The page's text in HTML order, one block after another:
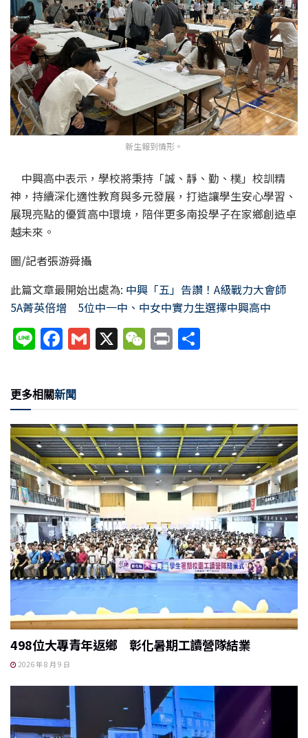
新生報到情形。
中興高中表示，學校將秉持「誠、靜、勤、樸」校訓精
神，持續深化適性教育與多元發展，打造讓學生安心學習、
展現亮點的優質高中環境，陪伴更多南投學子在家鄉創造卓
越未來。
圖/記者張游舜攝
此篇文章最開始出處為: 中興「五」告讚！A級戰力大會師
5A菁英倍增 5位中一中、中女中實力生選擇中興高中
Li
e
F
c
e
b
o
o
k
G X W
at
P
更多相關新聞
498位大專青年返鄉 彰化暑期工讀營隊結業
2026 年 8 月 9 日